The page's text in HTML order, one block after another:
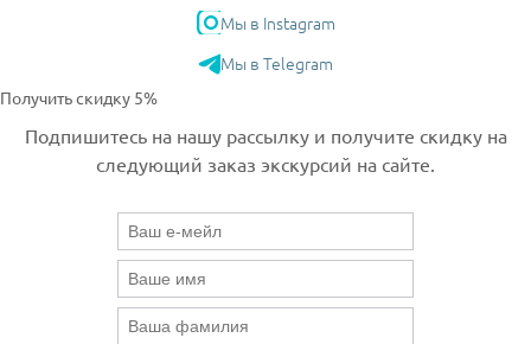
Мы в Instagram
Мы в Telegram
Получить скидку 5%
Подпишитесь на нашу рассылку и получите скидку на
следующий заказ экскурсий на сайте.